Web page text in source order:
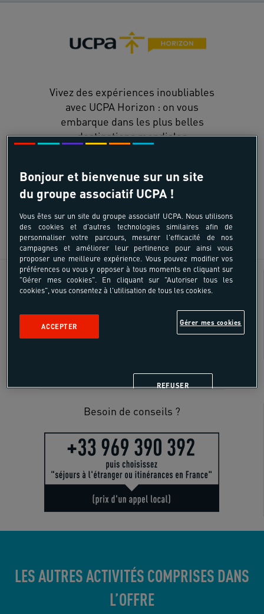
Vivez des expériences inoubliables
avec UCPA Horizon : on vous
embarque dans les plus belles
destinations mondiales
d'exception !
DÉCOUVRIR
Découverte pays Âges
18 - 55 ans
Besoin de conseils ?
LES AUTRES ACTIVITÉS COMPRISES DANS
L’OFFRE
Bonjour et bienvenue sur un site
du groupe associatif UCPA !
Vous êtes sur un site du groupe associatif UCPA. Nous utilisons
des cookies et d'autres technologies similaires afin de
personnaliser votre parcours, mesurer l'efficacité de nos
campagnes et améliorer leur pertinence pour ainsi vous
proposer une meilleure expérience. Vous pouvez modifier vos
préférences ou vous y opposer à tous moments en cliquant sur
"Gérer mes cookies". En cliquant sur "Autoriser tous les
cookies", vous consentez à l'utilisation de tous les cookies.
Gérer mes cookies
REFUSER
ACCEPTER